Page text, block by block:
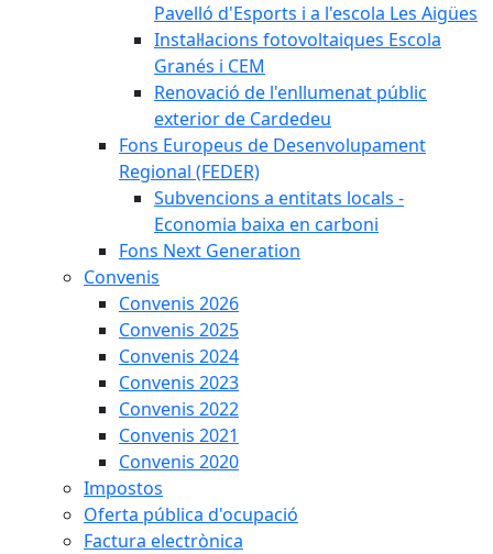
Pavelló d'Esports i a l'escola Les Aigües
Instal·lacions fotovoltaiques Escola
Granés i CEM
Renovació de l'enllumenat públic
exterior de Cardedeu
Fons Europeus de Desenvolupament
Regional (FEDER)
Subvencions a entitats locals -
Economia baixa en carboni
Fons Next Generation
Convenis
Convenis 2026
Convenis 2025
Convenis 2024
Convenis 2023
Convenis 2022
Convenis 2021
Convenis 2020
Impostos
Oferta pública d'ocupació
Factura electrònica